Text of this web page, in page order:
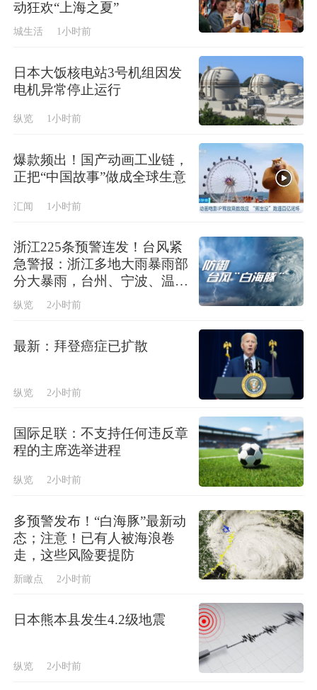
动狂欢“上海之夏”
城生活 1小时前
日本大饭核电站3号机组因发
电机异常停止运行
纵览 1小时前
爆款频出！国产动画工业链，
正把“中国故事”做成全球生意
汇闻 1小时前
浙江225条预警连发！台风紧
急警报：浙江多地大雨暴雨部
分大暴雨，台州、宁波、温
州、丽水、金华、绍兴等地局
纵览 2小时前
最新：拜登癌症已扩散
纵览 2小时前
国际足联：不支持任何违反章
程的主席选举进程
纵览 2小时前
多预警发布！“白海豚”最新动
态；注意！已有人被海浪卷
走，这些风险要提防
新瞰点 2小时前
日本熊本县发生4.2级地震
纵览 2小时前